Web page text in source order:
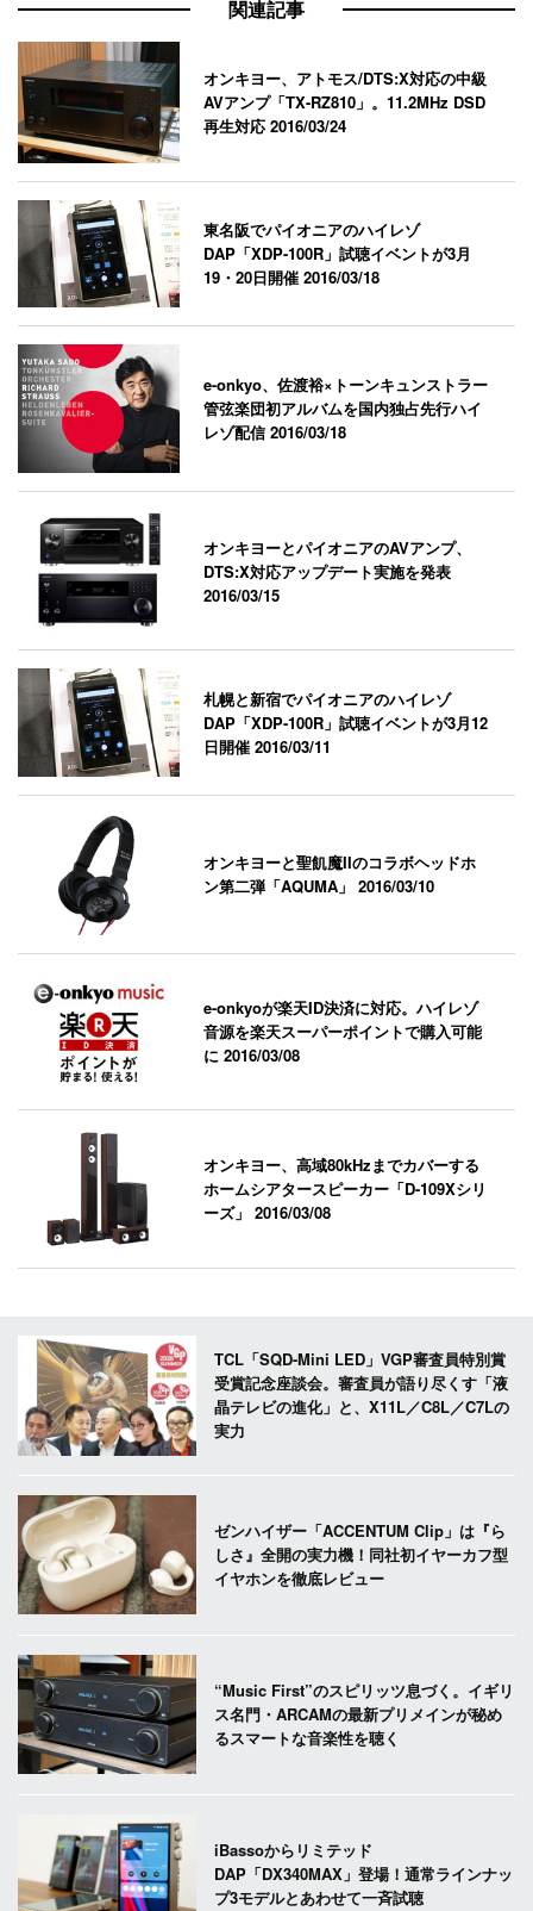
関連記事
オンキヨー、アトモス/DTS:X対応の中級
AVアンプ「TX-RZ810」。11.2MHz DSD
再生対応2016/03/24
東名阪でパイオニアのハイレゾ
DAP「XDP-100R」試聴イベントが3月
19・20日開催2016/03/18
e-onkyo、佐渡裕×トーンキュンストラー
管弦楽団初アルバムを国内独占先行ハイ
レゾ配信2016/03/18
オンキヨーとパイオニアのAVアンプ、
DTS:X対応アップデート実施を発表
2016/03/15
札幌と新宿でパイオニアのハイレゾ
DAP「XDP-100R」試聴イベントが3月12
日開催2016/03/11
オンキヨーと聖飢魔IIのコラボヘッドホ
ン第二弾「AQUMA」2016/03/10
e-onkyoが楽天ID決済に対応。ハイレゾ
音源を楽天スーパーポイントで購入可能
に2016/03/08
オンキヨー、高域80kHzまでカバーする
ホームシアタースピーカー「D-109Xシリ
ーズ」2016/03/08
TCL「SQD-Mini LED」VGP審査員特別賞
受賞記念座談会。審査員が語り尽くす「液
晶テレビの進化」と、X11L／C8L／C7Lの
実力
ゼンハイザー「ACCENTUM Clip」は『ら
しさ』全開の実力機！同社初イヤーカフ型
イヤホンを徹底レビュー
“Music First”のスピリッツ息づく。イギリ
ス名門・ARCAMの最新プリメインが秘め
るスマートな音楽性を聴く
iBassoからリミテッド
DAP「DX340MAX」登場！通常ラインナッ
プ3モデルとあわせて一斉試聴